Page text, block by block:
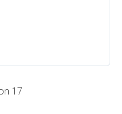
17